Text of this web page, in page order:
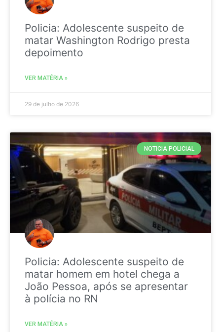
Policia: Adolescente suspeito de
matar Washington Rodrigo presta
depoimento
VER MATÉRIA »
29 de julho de 2026
NOTICIA POLICIAL
Policia: Adolescente suspeito de
matar homem em hotel chega a
João Pessoa, após se apresentar
à polícia no RN
VER MATÉRIA »